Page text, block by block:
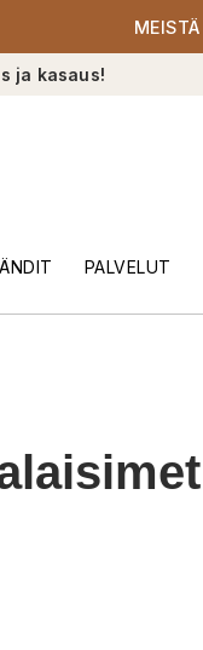
MEISTÄ
ja kasaus!
PALVELUT